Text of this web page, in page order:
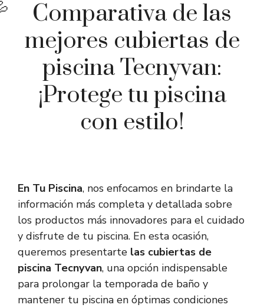
Comparativa de las
mejores cubiertas de
piscina Tecnyvan:
¡Protege tu piscina
con estilo!
En Tu Piscina, nos enfocamos en brindarte la
información más completa y detallada sobre
los productos más innovadores para el cuidado
y disfrute de tu piscina. En esta ocasión,
queremos presentarte las cubiertas de
piscina Tecnyvan, una opción indispensable
para prolongar la temporada de baño y
mantener tu piscina en óptimas condiciones